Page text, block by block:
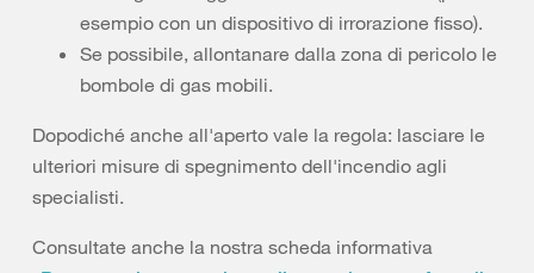
esempio con un dispositivo di irrorazione fisso).
Se possibile, allontanare dalla zona di pericolo le
bombole di gas mobili.
Dopodiché anche all'aperto vale la regola: lasciare le
ulteriori misure di spegnimento dell'incendio agli
specialisti.
Consultate anche la nostra scheda informativa